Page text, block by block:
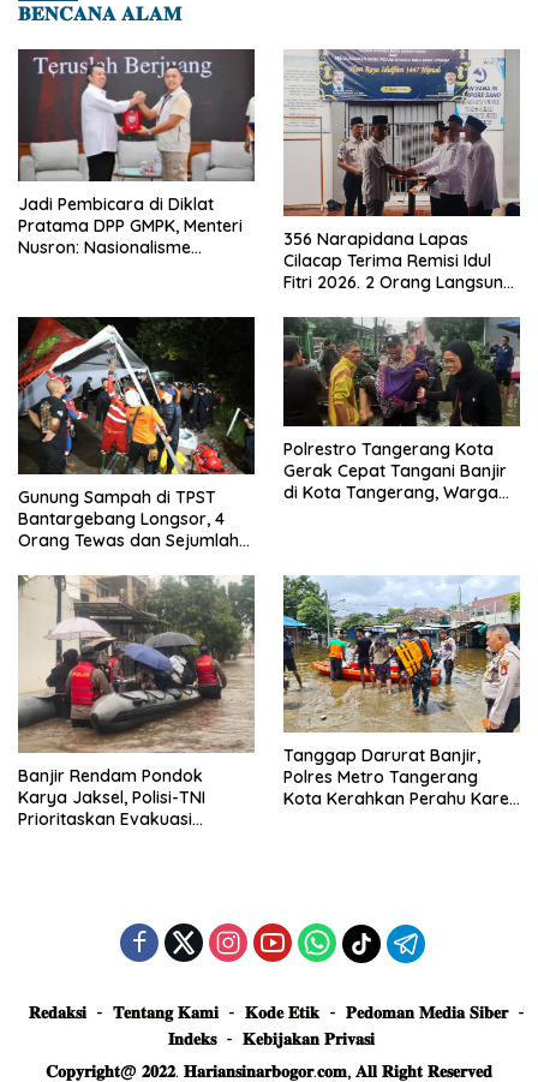
𝐁𝐄𝐍𝐂𝐀𝐍𝐀 𝐀𝐋𝐀𝐌
Jadi Pembicara di Diklat
Pratama DPP GMPK, Menteri
Nusron: Nasionalisme
356 Narapidana Lapas
Cilacap Terima Remisi Idul
Fitri 2026. 2 Orang Langsung
Gunung Sampah di TPST
Bantargebang Longsor, 4
Orang Tewas dan Sejumlah
Polrestro Tangerang Kota
Gerak Cepat Tangani Banjir
di Kota Tangerang, Warga
Banjir Rendam Pondok
Karya Jaksel, Polisi-TNI
Prioritaskan Evakuasi
Tanggap Darurat Banjir,
Polres Metro Tangerang
Kota Kerahkan Perahu Karet
𝐑𝐞𝐝𝐚𝐤𝐬𝐢 𝐓𝐞𝐧𝐭𝐚𝐧𝐠 𝐊𝐚𝐦𝐢 𝐊𝐨𝐝𝐞 𝐄𝐭𝐢𝐤
𝐏𝐞𝐝𝐨𝐦𝐚𝐧 𝐌𝐞𝐝𝐢𝐚 𝐒𝐢𝐛𝐞𝐫
𝐈𝐧𝐝𝐞𝐤𝐬
𝐊𝐞𝐛𝐢𝐣𝐚𝐤𝐚𝐧 𝐏𝐫𝐢𝐯𝐚𝐬𝐢
𝐂𝐨𝐩𝐲𝐫𝐢𝐠𝐡𝐭@ 𝟐𝟎𝟐𝟐. 𝐇𝐚𝐫𝐢𝐚𝐧𝐬𝐢𝐧𝐚𝐫𝐛𝐨𝐠𝐨𝐫.𝐜𝐨𝐦, 𝐀𝐥𝐥 𝐑𝐢𝐠𝐡𝐭 𝐑𝐞𝐬𝐞𝐫𝐯𝐞𝐝